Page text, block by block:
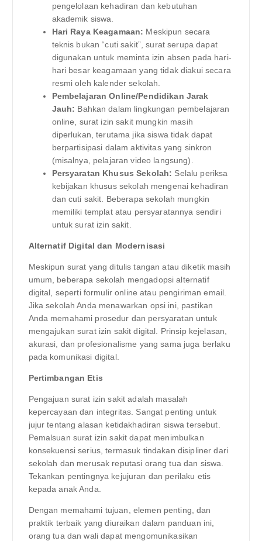
pengelolaan kehadiran dan kebutuhan
akademik siswa.
Hari Raya Keagamaan: Meskipun secara
teknis bukan “cuti sakit”, surat serupa dapat
digunakan untuk meminta izin absen pada hari-
hari besar keagamaan yang tidak diakui secara
resmi oleh kalender sekolah.
Pembelajaran Online/Pendidikan Jarak
Jauh: Bahkan dalam lingkungan pembelajaran
online, surat izin sakit mungkin masih
diperlukan, terutama jika siswa tidak dapat
berpartisipasi dalam aktivitas yang sinkron
(misalnya, pelajaran video langsung).
Persyaratan Khusus Sekolah: Selalu periksa
kebijakan khusus sekolah mengenai kehadiran
dan cuti sakit. Beberapa sekolah mungkin
memiliki templat atau persyaratannya sendiri
untuk surat izin sakit.
Alternatif Digital dan Modernisasi
Meskipun surat yang ditulis tangan atau diketik masih
umum, beberapa sekolah mengadopsi alternatif
digital, seperti formulir online atau pengiriman email.
Jika sekolah Anda menawarkan opsi ini, pastikan
Anda memahami prosedur dan persyaratan untuk
mengajukan surat izin sakit digital. Prinsip kejelasan,
akurasi, dan profesionalisme yang sama juga berlaku
pada komunikasi digital.
Pertimbangan Etis
Pengajuan surat izin sakit adalah masalah
kepercayaan dan integritas. Sangat penting untuk
jujur ​​tentang alasan ketidakhadiran siswa tersebut.
Pemalsuan surat izin sakit dapat menimbulkan
konsekuensi serius, termasuk tindakan disipliner dari
sekolah dan merusak reputasi orang tua dan siswa.
Tekankan pentingnya kejujuran dan perilaku etis
kepada anak Anda.
Dengan memahami tujuan, elemen penting, dan
praktik terbaik yang diuraikan dalam panduan ini,
orang tua dan wali dapat mengomunikasikan